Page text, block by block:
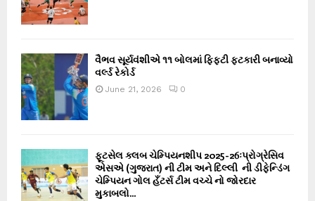
વૈભવ સૂર્યવંશીએ ૧૧ બોલમાં ફિફ્ટી ફટકારી બનાવ્યો
વર્લ્ડ રેકોર્ડ
June 21, 2026 0
ફૂટસેલ ક્લબ ચેમ્પિયનશીપ 2025-26ઃપ્રોગ્રેસિવ
એસએ (ગુજરાત) ની ટીમ અને દિલ્લી ની ડીફેન્ડિંગ
ચેમ્પિયન ગોલ હઁટર્સ ટીમ વચ્ચે નો જોરદાર
મુકાબલો...